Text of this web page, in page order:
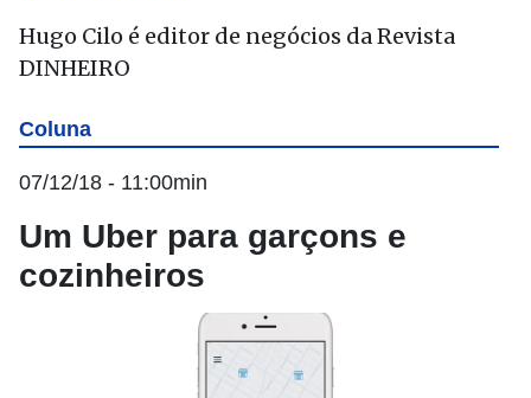
Hugo Cilo é editor de negócios da Revista
DINHEIRO
Coluna
07/12/18 - 11:00min
Um Uber para garçons e
cozinheiros